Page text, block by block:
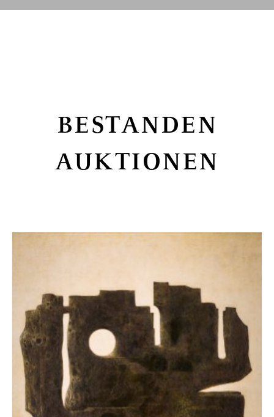
BESTANDEN
AUKTIONEN